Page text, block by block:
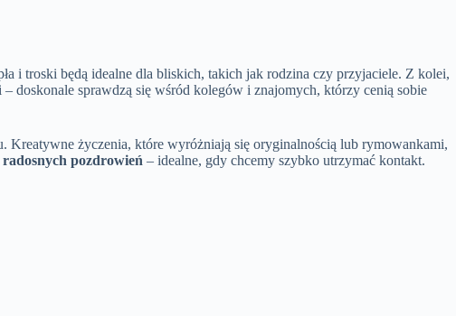
i troski będą idealne dla bliskich, takich jak rodzina czy przyjaciele. Z kolei,
doskonale sprawdzą się wśród kolegów i znajomych, którzy cenią sobie
Kreatywne życzenia, które wyróżniają się oryginalnością lub rymowankami,
pozdrowień – idealne, gdy chcemy szybko utrzymać kontakt.